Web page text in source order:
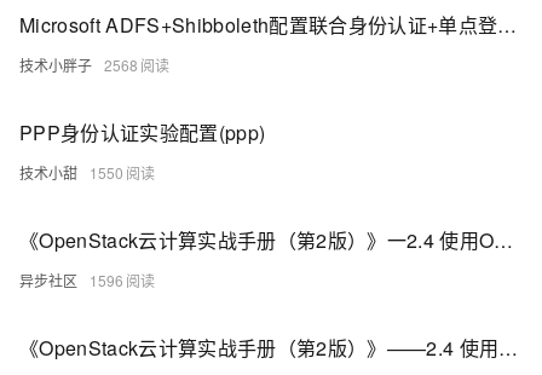
Microsoft ADFS+Shibboleth配置联合身份认证+单点登录服务
技术小胖子 2568
PPP身份认证实验配置(ppp)
技术小甜 1550
《OpenStack云计算实战手册（第2版）》一2.4 使用OpenStack身份认证服务配置OpenStack镜像服务
异步社区 1596
《OpenStack云计算实战手册（第2版）》——2.4 使用OpenStack身份认证服务配置OpenStack镜像服务